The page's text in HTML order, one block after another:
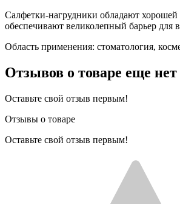
Салфетки-нагрудники обладают
обеспечивают великолепный барьер для
Область применения: стоматология,
Отзывов о товаре еще нет
Оставьте свой отзыв первым!
Отзывы о товаре
Оставьте свой отзыв первым!